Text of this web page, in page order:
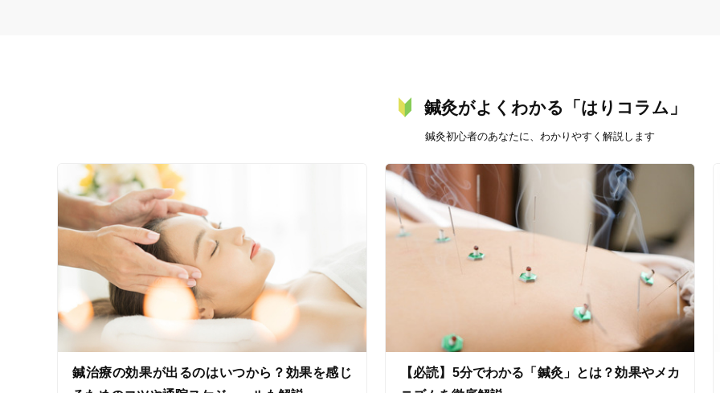
鍼灸がよくわかる「はりコラム」
鍼灸初心者のあなたに、わかりやすく解説します
鍼治療の効果が出るのはいつから？効果を感じ
【必読】5分でわかる「鍼灸」とは？効果やメカ